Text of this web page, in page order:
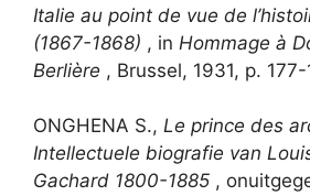
Italie au point de vue de
(1867-1868) , in Hommage à
Berlière , Brussel, 1931, p. 177-
ONGHENA S., Le prince des
Intellectuele biografie van
Gachard 1800-1885 ,